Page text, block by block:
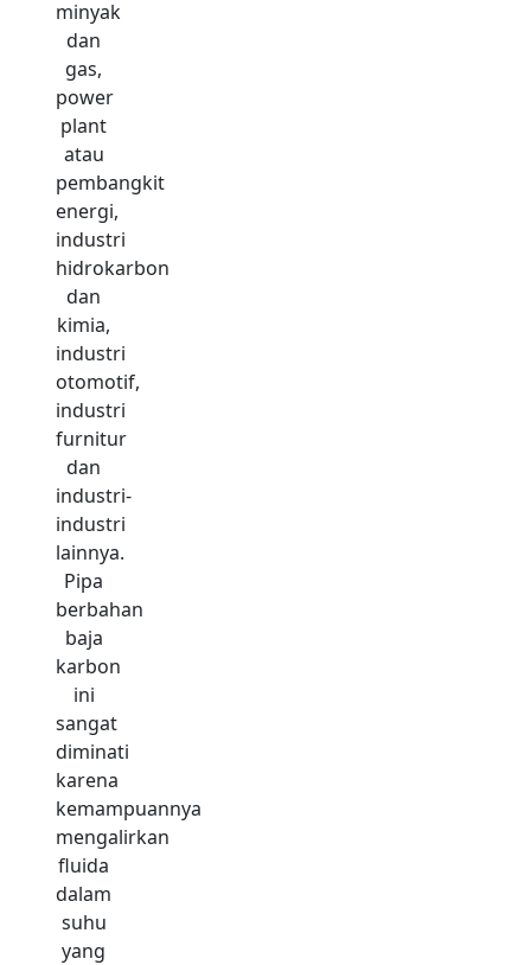
minyak
dan
gas,
power
plant
atau
pembangkit
energi,
industri
hidrokarbon
dan
kimia,
industri
otomotif,
industri
furnitur
dan
industri-
industri
lainnya.
Pipa
berbahan
baja
karbon
ini
sangat
diminati
karena
kemampuannya
mengalirkan
fluida
dalam
suhu
yang